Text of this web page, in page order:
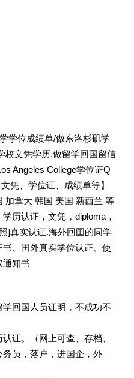
学位成绩单/做东洛杉矶学
校文凭学历,做留学回国留信
Angeles College学位证Q
凭、学位证、成绩单等】
加拿大 韩国 美国 新西兰 等
历认证，文凭，diploma，
]真实认证.海外回囯的同学
、囯外真实学位认证、使
通知书
回国人员证明，不成功不
证。（网上可查、存档、
员，落户，进国企，外